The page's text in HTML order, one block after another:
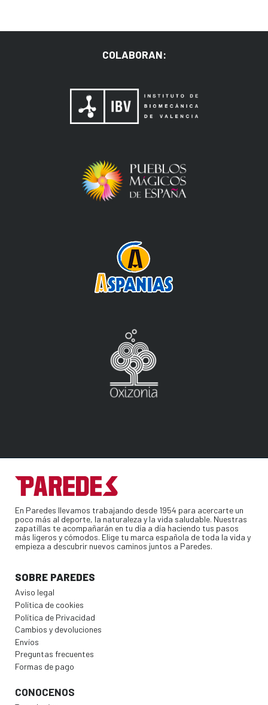
COLABORAN:
En Paredes llevamos trabajando desde 1954 para acercarte un
poco más al deporte, la naturaleza y la vida saludable. Nuestras
zapatillas te acompañarán en tu día a día haciendo tus pasos
más ligeros y cómodos. Elige tu marca española de toda la vida y
empieza a descubrir nuevos caminos juntos a Paredes.
SOBRE PAREDES
Aviso legal
Política de cookies
Política de Privacidad
Cambios y devoluciones
Envíos
Preguntas frecuentes
Formas de pago
CONOCENOS